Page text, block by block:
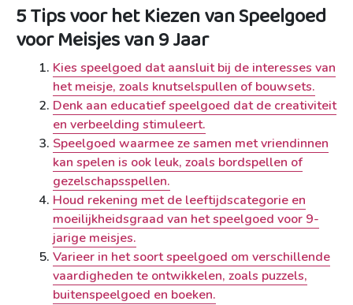
5 Tips voor het Kiezen van Speelgoed
voor Meisjes van 9 Jaar
Kies speelgoed dat aansluit bij de interesses van
het meisje, zoals knutselspullen of bouwsets.
Denk aan educatief speelgoed dat de creativiteit
en verbeelding stimuleert.
Speelgoed waarmee ze samen met vriendinnen
kan spelen is ook leuk, zoals bordspellen of
gezelschapsspellen.
Houd rekening met de leeftijdscategorie en
moeilijkheidsgraad van het speelgoed voor 9-
jarige meisjes.
Varieer in het soort speelgoed om verschillende
vaardigheden te ontwikkelen, zoals puzzels,
buitenspeelgoed en boeken.